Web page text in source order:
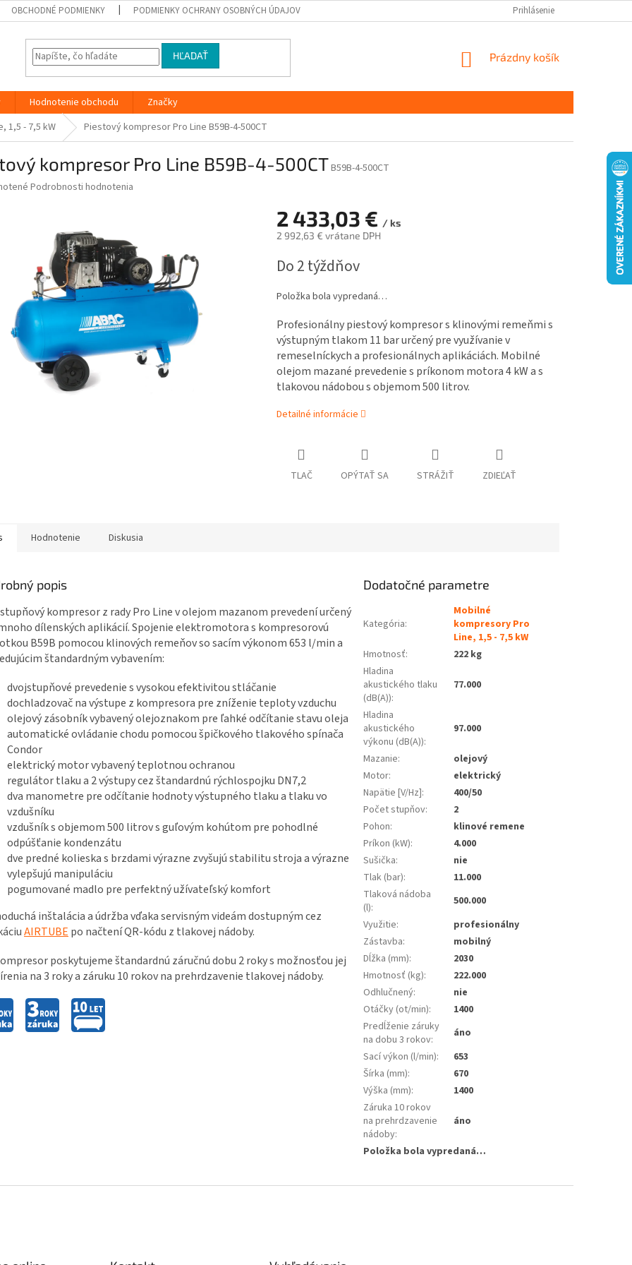
OBCHODNÉ PODMIENKY PODMIENKY OCHRANY OSOBNÝCH ÚDAJOV Prihlásenie
HĽADAŤ
NÁKUPNÝ
Prázdny košík
Hodnotenie obchodu
Značky
1,5 - 7,5 kW Piestový kompresor Pro Line B59B-4-500CT
kompresor Pro Line B59B-4-500CTB59B-4-500CT
Podrobnosti hodnotenia
2 433,03 € / ks
2 992,63 € vrátane DPH
cena:
Do 2 týždňov
Položka bola vypredaná…
Profesionálny piestový kompresor s klinovými remeňmi s
výstupným tlakom 11 bar určený pre využívanie v
remeselníckych a profesionálnych aplikáciách. Mobilné
olejom mazané prevedenie s príkonom motora 4 kW a s
tlakovou nádobou s objemom 500 litrov.
Detailné informácie
TLAČ OPÝTAŤ SA STRÁŽIŤ ZDIEĽAŤ
Hodnotenie Diskusia
popis
kompresor z rady Pro Line v olejom mazanom prevedení určený
dílenských aplikácií. Spojenie elektromotora s kompresorovú
B59B pomocou klinových remeňov so sacím výkonom 653 l/min a
štandardným vybavením:
dvojstupňové prevedenie s vysokou efektivitou stláčanie
dochladzovač na výstupe z kompresora pre zníženie teploty vzduchu
olejový zásobník vybavený olejoznakom pre ľahké odčítanie stavu oleja
automatické ovládanie chodu pomocou špičkového tlakového spínača
Condor
elektrický motor vybavený teplotnou ochranou
regulátor tlaku a 2 výstupy cez štandardnú rýchlospojku DN7,2
dva manometre pre odčítanie hodnoty výstupného tlaku a tlaku vo
vzdušníku
vzdušník s objemom 500 litrov s guľovým kohútom pre pohodlné
odpúšťanie kondenzátu
dve predné kolieska s brzdami výrazne zvyšujú stabilitu stroja a výrazne
vylepšujú manipuláciu
pogumované madlo pre perfektný užívateľský komfort
inštalácia a údržba vďaka servisným videám dostupným cez
AIRTUBE po načtení QR-kódu z tlakovej nádoby.
poskytujeme štandardnú záručnú dobu 2 roky s možnosťou jej
na 3 roky a záruku 10 rokov na prehrdzavenie tlakovej nádoby.
Dodatočné parametre
Kategória:
Mobilné
kompresory Pro
Line, 1,5 - 7,5 kW
Hmotnosť:
222 kg
Hladina
akustického tlaku
(dB(A)):
77.000
Hladina
akustického
výkonu (dB(A)):
97.000
Mazanie:
olejový
Motor:
elektrický
Napätie [V/Hz]:
400/50
Počet stupňov:
2
Pohon:
klinové remene
Príkon (kW):
4.000
Sušička:
nie
Tlak (bar):
11.000
Tlaková nádoba
(l):
500.000
Využitie:
profesionálny
Zástavba:
mobilný
Dĺžka (mm):
2030
Hmotnosť (kg):
222.000
Odhlučnený:
nie
Otáčky (ot/min):
1400
Predĺženie záruky
na dobu 3 rokov:
áno
Sací výkon (l/min):
653
Šírka (mm):
670
Výška (mm):
1400
Záruka 10 rokov
na prehrdzavenie
nádoby:
áno
Položka bola vypredaná…